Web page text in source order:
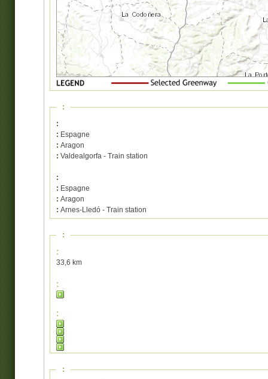
:
:
: Espagne
: Aragon
: Valdealgorfa - Train station
:
: Espagne
: Aragon
: Arnes-Lledó - Train station
:
:
33,6 km
:
:
: